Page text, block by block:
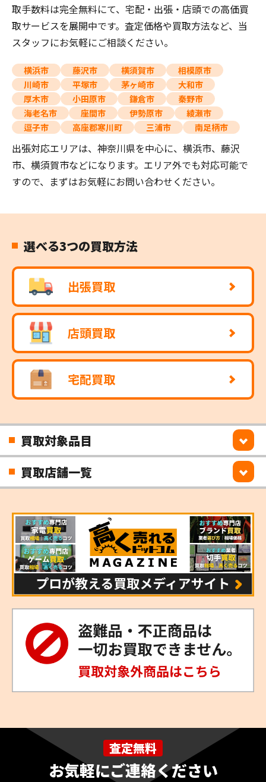
取手数料は完全無料にて、宅配・出張・店頭での高価買
取サービスを展開中です。査定価格や買取方法など、当
スタッフにお気軽にご相談ください。
横浜市 藤沢市 横須賀市
相模原市
川崎市
平塚市 茅ヶ崎市
大和市
厚木市
小田原市 鎌倉市
秦野市
海老名市
座間市 伊勢原市
綾瀬市
逗子市
高座郡寒川町 三浦市 南足柄市
出張対応エリアは、神奈川県を中心に、横浜市、藤沢
市、横須賀市などになります。エリア外でも対応可能で
すので、まずはお気軽にお問い合わせください。
選べる3つの買取方法
出張買取
店頭買取
宅配買取
買取対象品目
買取店舗一覧
査定無料
お気軽にご連絡ください